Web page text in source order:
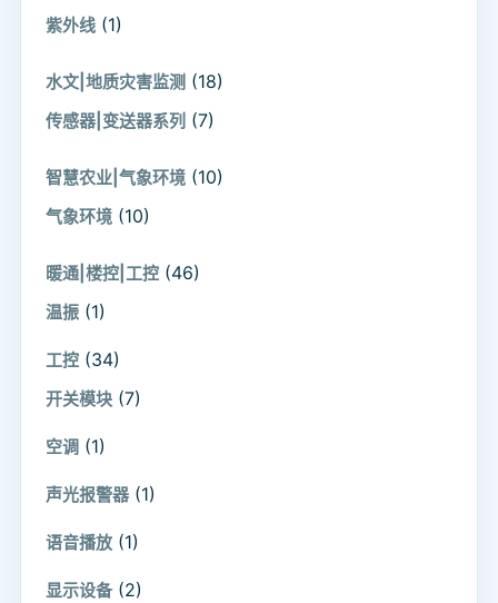
紫外线 (1)
水文|地质灾害监测 (18)
传感器|变送器系列 (7)
智慧农业|气象环境 (10)
气象环境 (10)
暖通|楼控|工控 (46)
温振 (1)
工控 (34)
开关模块 (7)
空调 (1)
声光报警器 (1)
语音播放 (1)
显示设备 (2)